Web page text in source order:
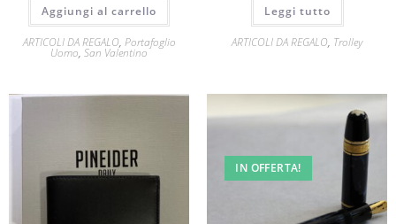
Aggiungi al carrello
ARTICOLI DA REGALO, Portafoglio
Uomo, San Valentino
Leggi tutto
ARTICOLI DA REGALO, Trolley
IN OFFERTA!